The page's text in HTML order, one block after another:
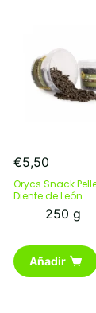
€5,50
Orycs Snack
Diente de León
250 g
Añadir